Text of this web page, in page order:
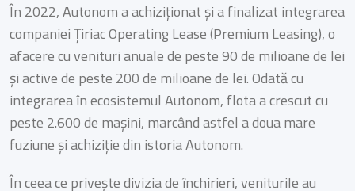
În 2022, Autonom a achiziționat și a finalizat integrarea
companiei Țiriac Operating Lease (Premium Leasing), o
afacere cu venituri anuale de peste 90 de milioane de lei
și active de peste 200 de milioane de lei. Odată cu
integrarea în ecosistemul Autonom, flota a crescut cu
peste 2.600 de mașini, marcând astfel a doua mare
fuziune și achiziție din istoria Autonom.
În ceea ce privește divizia de închirieri, veniturile au